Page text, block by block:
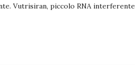
Vutrisiran, piccolo RNA interferente